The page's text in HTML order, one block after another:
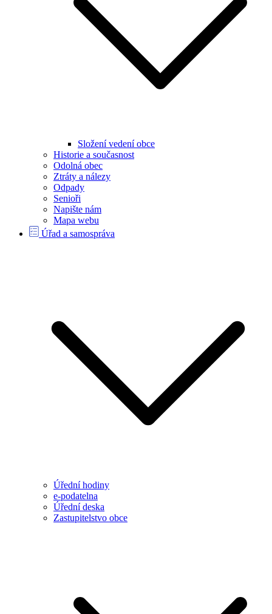
Složení vedení obce
Historie a současnost
Odolná obec
Ztráty a nálezy
Odpady
Senioři
Napište nám
Mapa webu
Úřad a samospráva
Úřední hodiny
e-podatelna
Úřední deska
Zastupitelstvo obce